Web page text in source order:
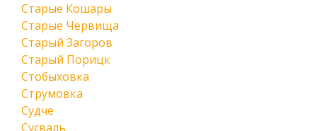
Старые Кошары
Старые Червища
Старый Загоров
Старый Порицк
Стобыховка
Струмовка
Судче
Сусваль